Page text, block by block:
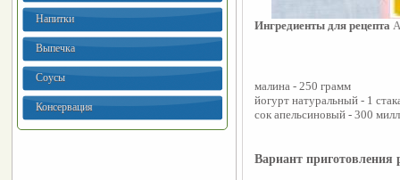
Напитки
Выпечка
Соусы
Консервация
Ингредиенты для рецепта
малина - 250 грамм
йогурт натуральный - 1
сок апельсиновый - 300
Вариант приготовления